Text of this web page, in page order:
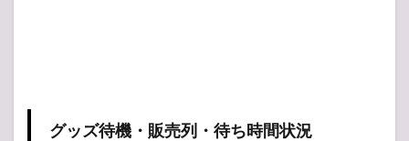
グッズ待機・販売列・待ち時間状況